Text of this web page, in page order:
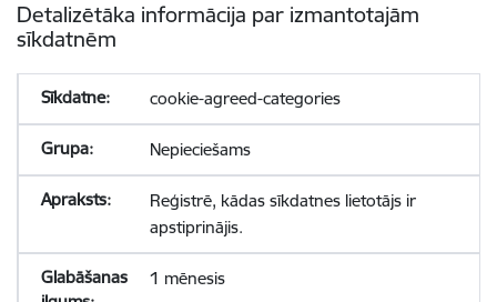
Detalizētāka informācija par izmantotajām
sīkdatnēm
cookie-agreed-categories
Nepieciešams
Reģistrē, kādas sīkdatnes lietotājs ir
apstiprinājis.
1 mēnesis